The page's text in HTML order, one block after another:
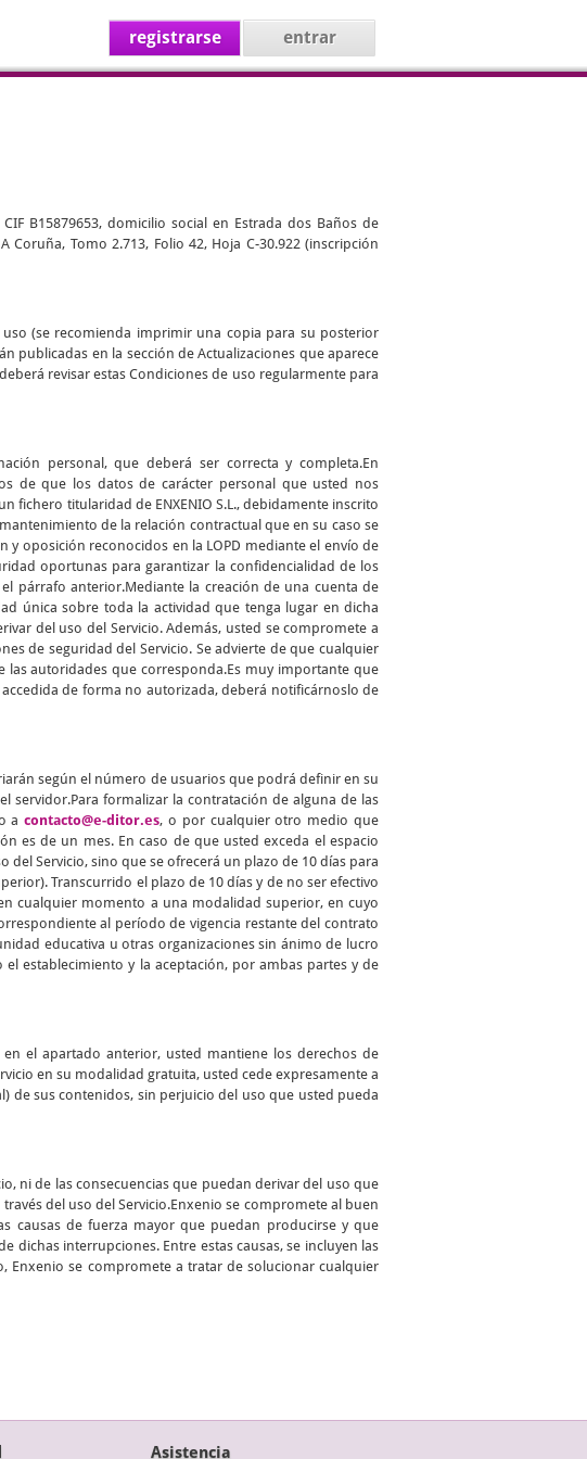
registrarse entrar
B15879653, domicilio social en Estrada dos Baños de
Coruña, Tomo 2.713, Folio 42, Hoja C-30.922 (inscripción
(se recomienda imprimir una copia para su posterior
publicadas en la sección de Actualizaciones que aparece
revisar estas Condiciones de uso regularmente para
personal, que deberá ser correcta y completa.En
de que los datos de carácter personal que usted nos
titularidad de ENXENIO S.L., debidamente inscrito
de la relación contractual que en su caso se
y oposición reconocidos en la LOPD mediante el envío de
oportunas para garantizar la confidencialidad de los
párrafo anterior.Mediante la creación de una cuenta de
única sobre toda la actividad que tenga lugar en dicha
del uso del Servicio. Además, usted se compromete a
de seguridad del Servicio. Se advierte de que cualquier
autoridades que corresponda.Es muy importante que
de forma no autorizada, deberá notificárnoslo de
según el número de usuarios que podrá definir en su
servidor.Para formalizar la contratación de alguna de las
acontacto@e-ditor.es, o por cualquier otro medio que
es de un mes. En caso de que usted exceda el espacio
Servicio, sino que se ofrecerá un plazo de 10 días para
Transcurrido el plazo de 10 días y de no ser efectivo
cualquier momento a una modalidad superior, en cuyo
al período de vigencia restante del contrato
educativa u otras organizaciones sin ánimo de lucro
establecimiento y la aceptación, por ambas partes y de
el apartado anterior, usted mantiene los derechos de
en su modalidad gratuita, usted cede expresamente a
de sus contenidos, sin perjuicio del uso que usted pueda
ni de las consecuencias que puedan derivar del uso que
del uso del Servicio.Enxenio se compromete al buen
causas de fuerza mayor que puedan producirse y que
dichas interrupciones. Entre estas causas, se incluyen las
Enxenio se compromete a tratar de solucionar cualquier
Asistencia